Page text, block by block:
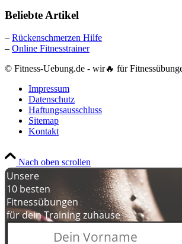
Beliebte Artikel
– Rückenschmerzen Hilfe
– Online Fitnesstrainer
© Fitness-Uebung.de - wir🔥 für
Impressum
Datenschutz
Haftungsausschluss
Sitemap
Kontakt
Nach oben scrollen
Unsere
10 besten
Fitnessübungen
für dein Training zuhause